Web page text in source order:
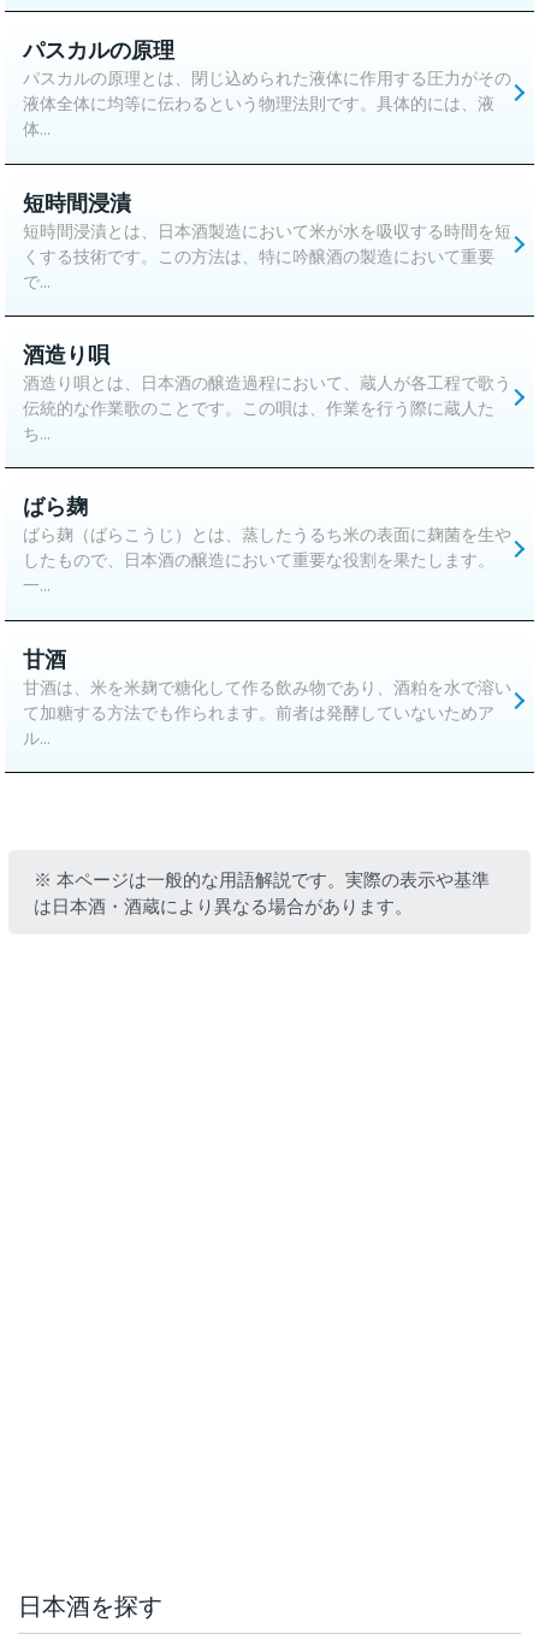
パスカルの原理
パスカルの原理とは、閉じ込められた液体に作用する圧力がその
液体全体に均等に伝わるという物理法則です。具体的には、液
体...
短時間浸漬
短時間浸漬とは、日本酒製造において米が水を吸収する時間を短
くする技術です。この方法は、特に吟醸酒の製造において重要
で...
酒造り唄
酒造り唄とは、日本酒の醸造過程において、蔵人が各工程で歌う
伝統的な作業歌のことです。この唄は、作業を行う際に蔵人た
ち...
ばら麹
ばら麹（ばらこうじ）とは、蒸したうるち米の表面に麹菌を生や
したもので、日本酒の醸造において重要な役割を果たします。
一...
甘酒
甘酒は、米を米麹で糖化して作る飲み物であり、酒粕を水で溶い
て加糖する方法でも作られます。前者は発酵していないためア
ル...
※ 本ページは一般的な用語解説です。実際の表示や基準
は日本酒・酒蔵により異なる場合があります。
日本酒を探す